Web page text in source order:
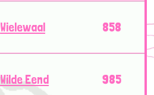
Wielewaal 858
Wilde Eend 985